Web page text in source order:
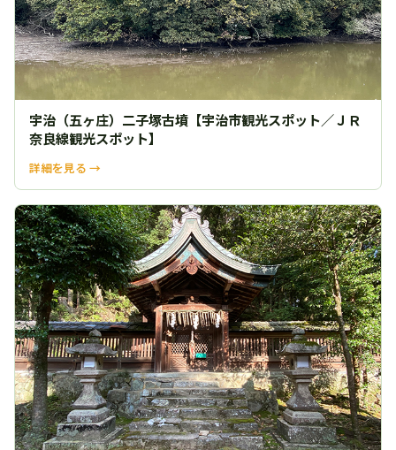
宇治（五ヶ庄）二子塚古墳【宇治市観光スポット／ＪＲ
奈良線観光スポット】
詳細を見る →